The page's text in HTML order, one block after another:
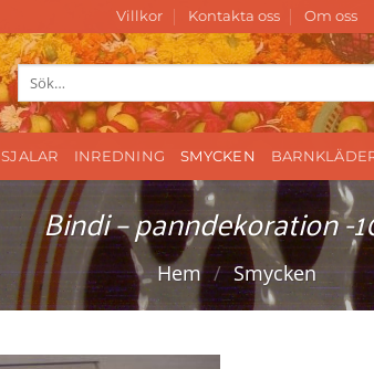
Villkor Kontakta oss Om oss
Sök
SJALAR INREDNING SMYCKEN
Bindi – panndekoration -
Hem / Smycken